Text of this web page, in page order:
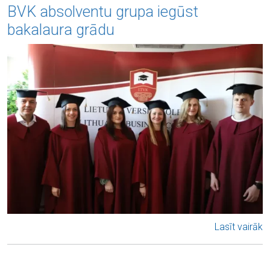
BVK absolventu grupa iegūst
bakalaura grādu
Lasīt vairāk